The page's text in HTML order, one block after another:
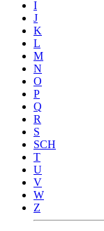
I
J
K
L
M
N
O
P
Q
R
S
SCH
T
U
V
W
Z